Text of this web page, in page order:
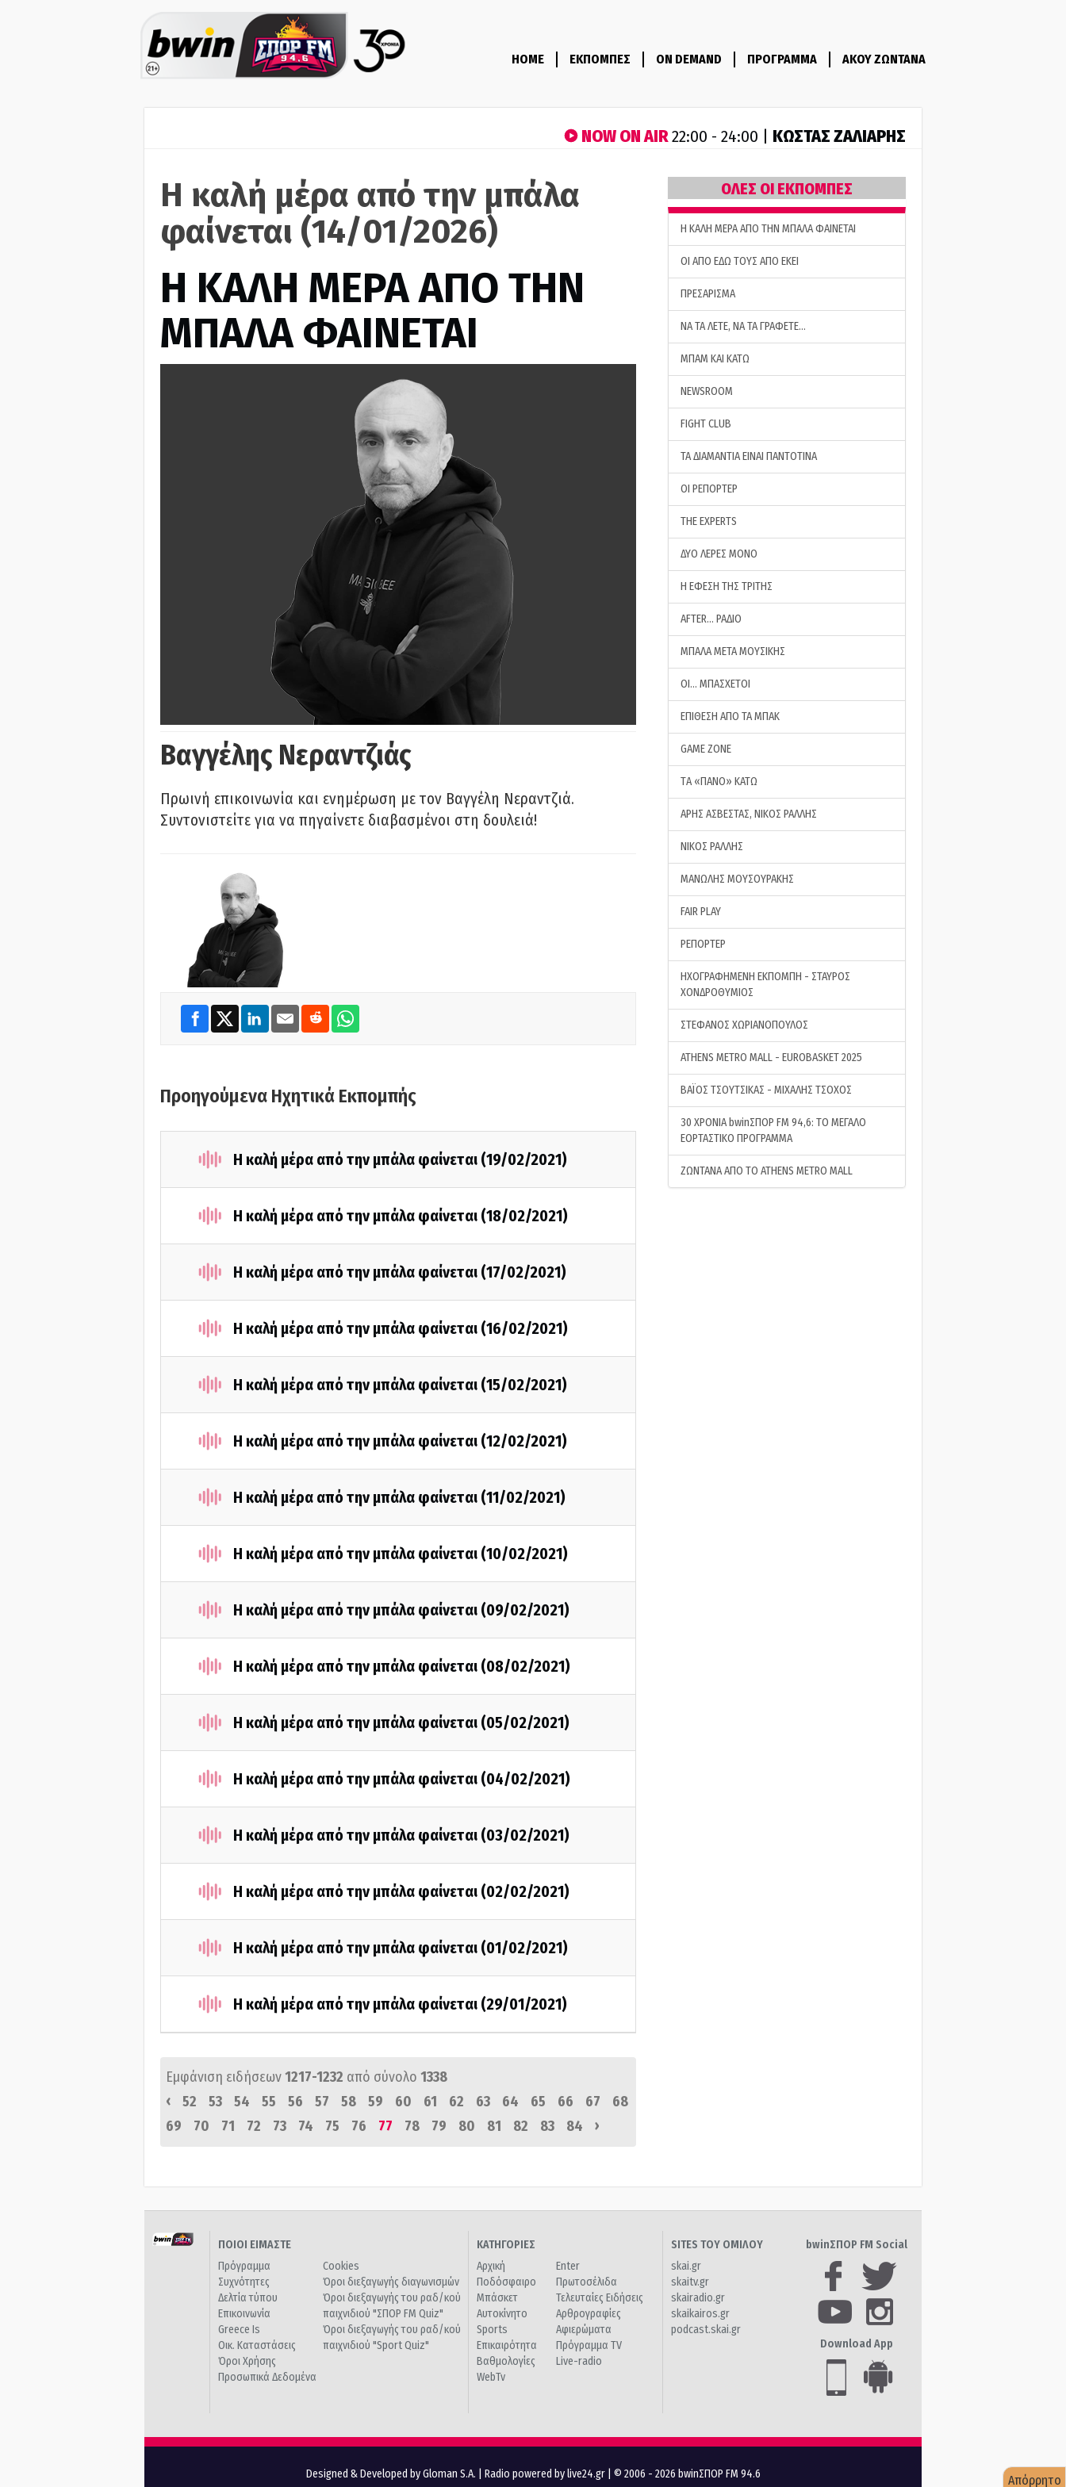
HOME ΕΚΠΟΜΠΕΣ ON DEMAND ΠΡΟΓΡΑΜΜΑ ΑΚΟΥ ΖΩΝΤΑΝΑ
NOW ON AIR22:00 - 24:00 | ΚΩΣΤΑΣ ΖΑΛΙΑΡΗΣ
Η καλή μέρα από την μπάλα
φαίνεται (14/01/2026)
H ΚΑΛΗ ΜΕΡΑ ΑΠΟ ΤΗΝ
ΜΠΑΛΑ ΦΑΙΝΕΤΑΙ
Βαγγέλης Νεραντζιάς
Πρωινή επικοινωνία και ενημέρωση με τον Βαγγέλη Νεραντζιά.
Συντονιστείτε για να πηγαίνετε διαβασμένοι στη δουλειά!
Προηγούμενα Ηχητικά Εκπομπής
Η καλή μέρα από την μπάλα φαίνεται (19/02/2021)
Η καλή μέρα από την μπάλα φαίνεται (18/02/2021)
Η καλή μέρα από την μπάλα φαίνεται (17/02/2021)
Η καλή μέρα από την μπάλα φαίνεται (16/02/2021)
Η καλή μέρα από την μπάλα φαίνεται (15/02/2021)
Η καλή μέρα από την μπάλα φαίνεται (12/02/2021)
Η καλή μέρα από την μπάλα φαίνεται (11/02/2021)
Η καλή μέρα από την μπάλα φαίνεται (10/02/2021)
Η καλή μέρα από την μπάλα φαίνεται (09/02/2021)
Η καλή μέρα από την μπάλα φαίνεται (08/02/2021)
Η καλή μέρα από την μπάλα φαίνεται (05/02/2021)
Η καλή μέρα από την μπάλα φαίνεται (04/02/2021)
Η καλή μέρα από την μπάλα φαίνεται (03/02/2021)
Η καλή μέρα από την μπάλα φαίνεται (02/02/2021)
Η καλή μέρα από την μπάλα φαίνεται (01/02/2021)
Η καλή μέρα από την μπάλα φαίνεται (29/01/2021)
Εμφάνιση ειδήσεων1217-1232 από σύνολο 1338
‹
52 53 54 55 56 57 58 59 60 61 62 63 64 65 66 67
68
69
70 71 72 73 74 75 76 77 78 79 80 81 82 83 84 ›
ΟΛΕΣ ΟΙ ΕΚΠΟΜΠΕΣ
H ΚΑΛΗ ΜΕΡΑ ΑΠΟ ΤΗΝ ΜΠΑΛΑ ΦΑΙΝΕΤΑΙ
ΟΙ ΑΠΟ ΕΔΩ ΤΟΥΣ ΑΠΟ ΕΚΕΙ
ΠΡΕΣΑΡΙΣΜΑ
ΝΑ ΤΑ ΛΕΤΕ, ΝΑ ΤΑ ΓΡΑΦΕΤΕ…
ΜΠΑΜ ΚΑΙ ΚΑΤΩ
NEWSROOM
FIGHT CLUB
ΤΑ ΔΙΑΜΑΝΤΙΑ ΕΙΝΑΙ ΠΑΝΤΟΤΙΝΑ
ΟΙ ΡΕΠΟΡΤΕΡ
THE EXPERTS
ΔΥΟ ΛΕΡΕΣ ΜΟΝΟ
Η ΕΦΕΣΗ ΤΗΣ ΤΡΙΤΗΣ
AFTER… ΡΑΔΙΟ
ΜΠΑΛΑ ΜΕΤΑ ΜΟΥΣΙΚΗΣ
ΟΙ… ΜΠΑΣΧΕΤΟΙ
ΕΠΙΘΕΣΗ ΑΠΟ ΤΑ ΜΠΑΚ
GAME ZONE
ΤA «ΠΑΝΟ» ΚΑΤΩ
ΑΡΗΣ ΑΣΒΕΣΤΑΣ, ΝΙΚΟΣ ΡΑΛΛΗΣ
ΝΙΚΟΣ ΡΑΛΛΗΣ
ΜΑΝΩΛΗΣ ΜΟΥΣΟΥΡΑΚΗΣ
FAIR PLAY
ΡΕΠΟΡΤΕΡ
ΗΧΟΓΡΑΦΗΜΕΝΗ ΕΚΠΟΜΠΗ - ΣΤΑΥΡΟΣ
ΧΟΝΔΡΟΘΥΜΙΟΣ
ΣΤΕΦΑΝΟΣ ΧΩΡΙΑΝΟΠΟΥΛΟΣ
ATHENS METRO MALL - EUROBASKET 2025
ΒΑΪΟΣ ΤΣΟΥΤΣΙΚΑΣ - ΜΙΧΑΛΗΣ ΤΣΟΧΟΣ
30 ΧΡΟΝΙΑ bwinΣΠΟΡ FM 94,6: ΤΟ ΜΕΓΑΛΟ
ΕΟΡΤΑΣΤΙΚΟ ΠΡΟΓΡΑΜΜΑ
ΖΩΝΤΑΝΑ ΑΠΟ ΤΟ ATHENS METRO MALL
ΠΟΙΟΙ ΕΙΜΑΣΤΕ
Πρόγραμμα
Συχνότητες
Δελτία τύπου
Επικοινωνία
Greece Is
Οικ. Καταστάσεις
Όροι Χρήσης
Προσωπικά Δεδομένα
Cookies
Όροι διεξαγωγής διαγωνισμών
Όροι διεξαγωγής του ραδ/κού
παιχνιδιού "ΣΠΟΡ FM Quiz"
Όροι διεξαγωγής του ραδ/κού
παιχνιδιού "Sport Quiz"
ΚΑΤΗΓΟΡΙΕΣ
Αρχική
Ποδόσφαιρο
Μπάσκετ
Αυτοκίνητο
Sports
Επικαιρότητα
Βαθμολογίες
WebTv
Enter
Πρωτοσέλιδα
Τελευταίες Ειδήσεις
Αρθρογραφίες
Αφιερώματα
Πρόγραμμα TV
Live-radio
SITES ΤΟΥ ΟΜΙΛΟΥ
skai.gr
skaitv.gr
skairadio.gr
skaikairos.gr
podcast.skai.gr
bwinΣΠΟΡ FM Social
Download App
Designed & Developed by Gloman S.A. Radio powered by live24.gr | © 2006 - 2026 bwinΣΠΟΡ FM 94.6 Απόρρητο